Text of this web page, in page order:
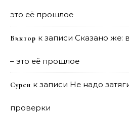
это её прошлое
Виктор к записи Сказано же:
– это её прошлое
Сурен к записи Не надо
проверки